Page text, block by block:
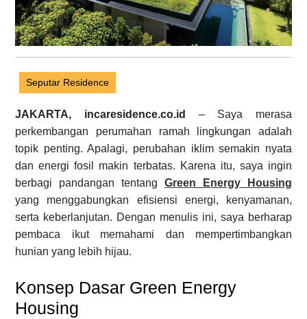
Seputar Residence
JAKARTA, incaresidence.co.id
– Saya merasa
perkembangan perumahan ramah lingkungan adalah
topik penting. Apalagi, perubahan iklim semakin nyata
dan energi fosil makin terbatas. Karena itu, saya ingin
berbagi pandangan tentang Green Energy Housing
yang menggabungkan efisiensi energi, kenyamanan,
serta keberlanjutan. Dengan menulis ini, saya berharap
pembaca ikut memahami dan mempertimbangkan
hunian yang lebih hijau.
Konsep Dasar Green Energy
Housing